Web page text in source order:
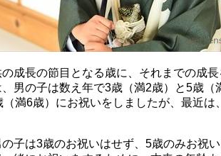
成長の節目となる歳に、それまでの成
男の子は数え年で3歳（満2歳）と5歳
満6歳）にお祝いをしましたが、最近は
子は3歳のお祝いはせず、5歳のみお祝